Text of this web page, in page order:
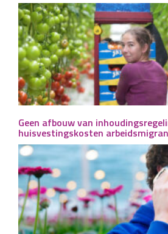
Geen afbouw van
huisvestingskosten